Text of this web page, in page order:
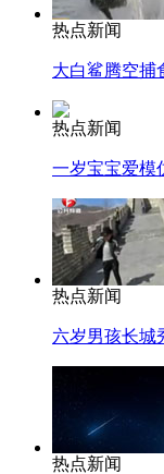
热点新闻
大白鲨腾空捕
热点新闻
一岁宝宝爱模
热点新闻
六岁男孩长城
热点新闻